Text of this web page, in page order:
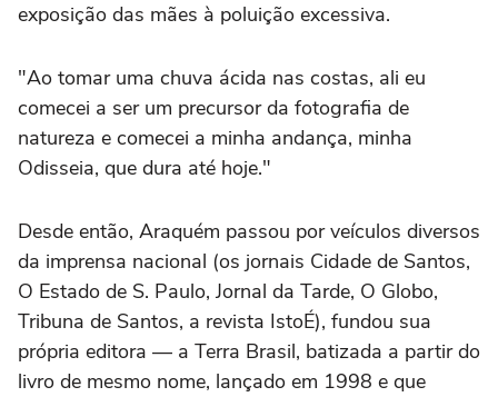
exposição das mães à poluição excessiva.
"Ao tomar uma chuva ácida nas costas, ali eu
comecei a ser um precursor da fotografia de
natureza e comecei a minha andança, minha
Odisseia, que dura até hoje."
Desde então, Araquém passou por veículos diversos
da imprensa nacional (os jornais Cidade de Santos,
O Estado de S. Paulo, Jornal da Tarde, O Globo,
Tribuna de Santos, a revista IstoÉ), fundou sua
própria editora — a Terra Brasil, batizada a partir do
livro de mesmo nome, lançado em 1998 e que